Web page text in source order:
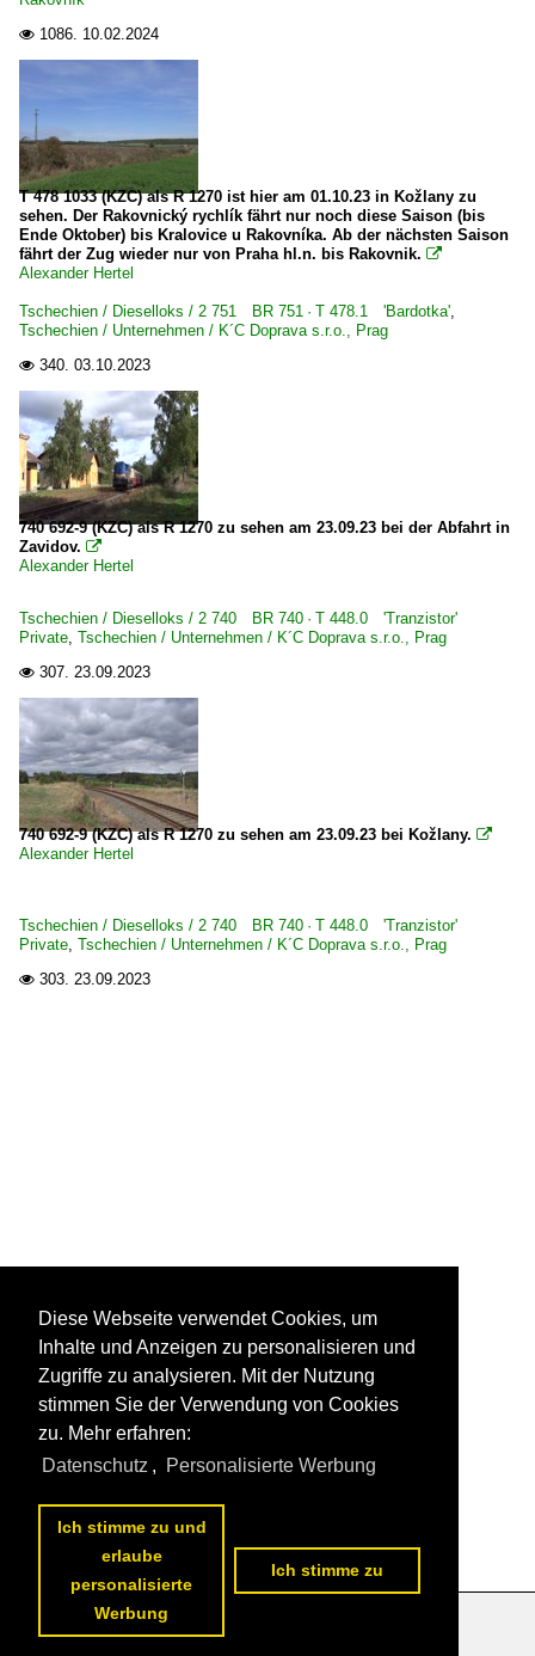
 1086. 10.02.2024
T 478 1033 (KZC) als R 1270 ist hier am 01.10.23 in Kožlany zu
sehen. Der Rakovnický rychlík fährt nur noch diese Saison (bis
Ende Oktober) bis Kralovice u Rakovníka. Ab der nächsten Saison
fährt der Zug wieder nur von Praha hl.n. bis Rakovnik. 
Alexander Hertel
Tschechien / Dieselloks / 2 751 BR 751 · T 478.1 'Bardotka',
Tschechien / Unternehmen / K´C Doprava s.r.o., Prag
 340. 03.10.2023
740 692-9 (KZC) als R 1270 zu sehen am 23.09.23 bei der Abfahrt in
Zavidov. 
Alexander Hertel
Tschechien / Dieselloks / 2 740 BR 740 · T 448.0 'Tranzistor'
Private, Tschechien / Unternehmen / K´C Doprava s.r.o., Prag
 307. 23.09.2023
740 692-9 (KZC) als R 1270 zu sehen am 23.09.23 bei Kožlany. 
Alexander Hertel
Tschechien / Dieselloks / 2 740 BR 740 · T 448.0 'Tranzistor'
Private, Tschechien / Unternehmen / K´C Doprava s.r.o., Prag
 303. 23.09.2023
Datenschutzerklärung
Diese Webseite verwendet Cookies, um
Inhalte und Anzeigen zu personalisieren und
Zugriffe zu analysieren. Mit der Nutzung
stimmen Sie der Verwendung von Cookies
zu. Mehr erfahren:
Datenschutz , Personalisierte Werbung
Ich stimme zu und
erlaube
personalisierte
Werbung
Ich stimme zu